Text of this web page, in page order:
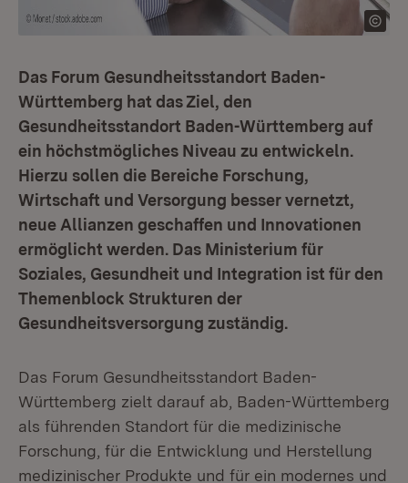
Das Forum Gesundheitsstandort Baden-
Württemberg hat das Ziel, den
Gesundheitsstandort Baden-Württemberg auf
ein höchstmögliches Niveau zu entwickeln.
Hierzu sollen die Bereiche Forschung,
Wirtschaft und Versorgung besser vernetzt,
neue Allianzen geschaffen und Innovationen
ermöglicht werden. Das Ministerium für
Soziales, Gesundheit und Integration ist für den
Themenblock Strukturen der
Gesundheitsversorgung zuständig.
Das Forum Gesundheitsstandort Baden-
Württemberg zielt darauf ab, Baden-Württemberg
als führenden Standort für die medizinische
Forschung, für die Entwicklung und Herstellung
medizinischer Produkte und für ein modernes und